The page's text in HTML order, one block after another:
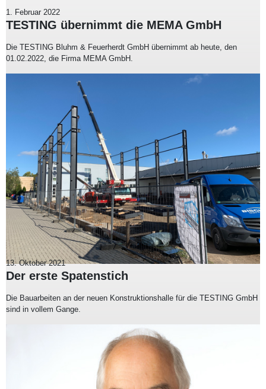
1. Februar 2022
TESTING übernimmt die MEMA GmbH
Die TESTING Bluhm & Feuerherdt GmbH übernimmt ab heute, den
01.02.2022, die Firma MEMA GmbH.
13. Oktober 2021
Der erste Spatenstich
Die Bauarbeiten an der neuen Konstruktionshalle für die TESTING GmbH
sind in vollem Gange.